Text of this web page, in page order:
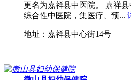
更名为嘉祥县中医院。 嘉祥
综合性中医院，集医疗、预...
地址：嘉祥县中心街14号